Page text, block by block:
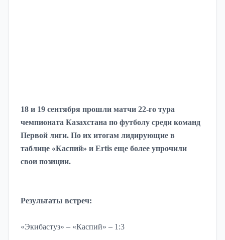
18 и 19 сентября прошли матчи 22-го тура
чемпионата Казахстана по футболу среди команд
Первой лиги. По их итогам лидирующие в
таблице «Каспий» и Ertis еще более упрочили
свои позиции.
Результаты встреч:
«Экибастуз» – «Каспий» – 1:3